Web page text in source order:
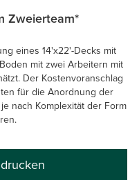
Zweierteam*
eines 14'x22'-Decks mit
mit zwei Arbeitern mit
Der Kostenvoranschlag
für die Anordnung der
nach Komplexität der Form